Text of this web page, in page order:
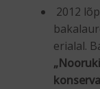
2012
erialal.